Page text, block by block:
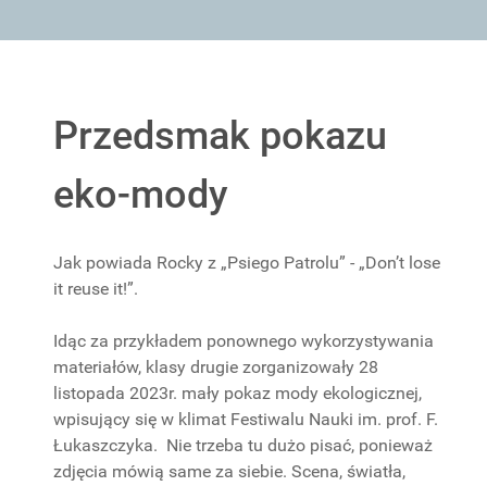
Przedsmak pokazu
eko-mody
Jak powiada Rocky z „Psiego Patrolu” - „Don’t lose
it reuse it!”.
Idąc za przykładem ponownego wykorzystywania
materiałów, klasy drugie zorganizowały 28
listopada 2023r. mały pokaz mody ekologicznej,
wpisujący się w klimat Festiwalu Nauki im. prof. F.
Łukaszczyka. Nie trzeba tu dużo pisać, ponieważ
zdjęcia mówią same za siebie. Scena, światła,